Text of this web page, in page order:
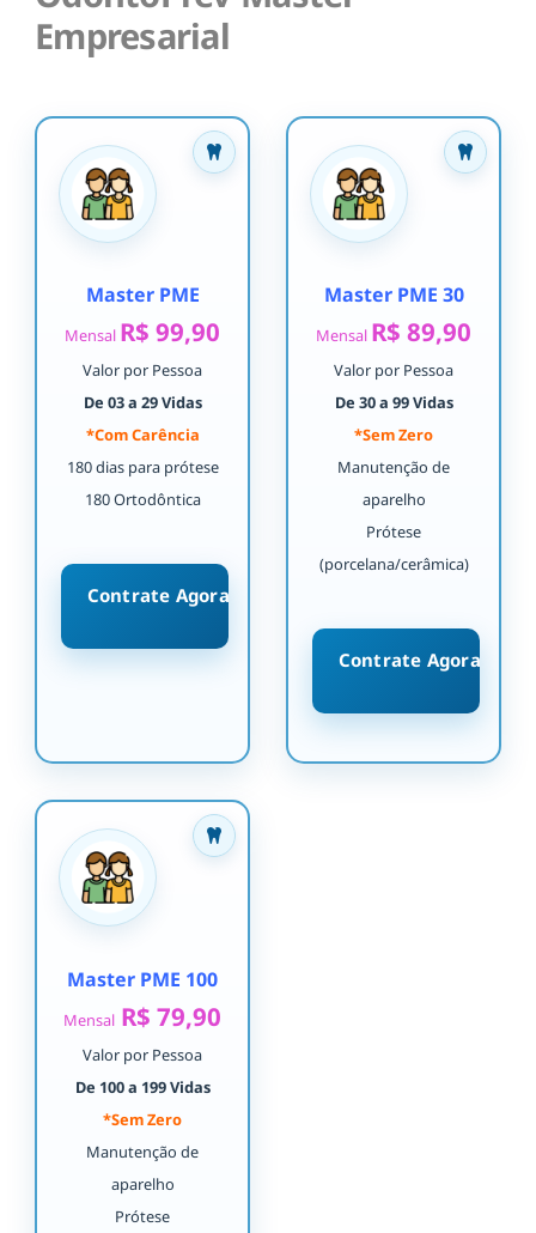
Empresarial
Master PME
Mensal R$ 99,90
Valor por Pessoa
De 03 a 29 Vidas
*Com Carência
180 dias para prótese
180 Ortodôntica
Contrate Agora
Master PME 30
Mensal R$ 89,90
Valor por Pessoa
De 30 a 99 Vidas
*Sem Zero
Manutenção de
aparelho
Prótese
(porcelana/cerâmica)
Contrate Agora
Master PME 100
Mensal R$ 79,90
Valor por Pessoa
De 100 a 199 Vidas
*Sem Zero
Manutenção de
aparelho
Prótese